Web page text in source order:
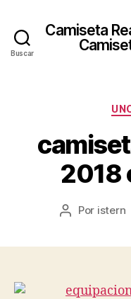
Buscar
Camiseta
2018
Autor
Por istern